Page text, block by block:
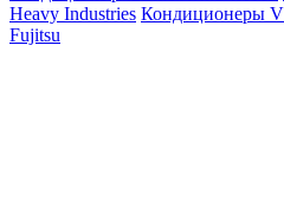
Heavy Industries Кондиционеры
Fujitsu